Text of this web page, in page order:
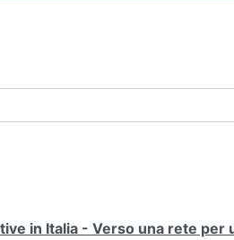
in Italia - Verso una rete